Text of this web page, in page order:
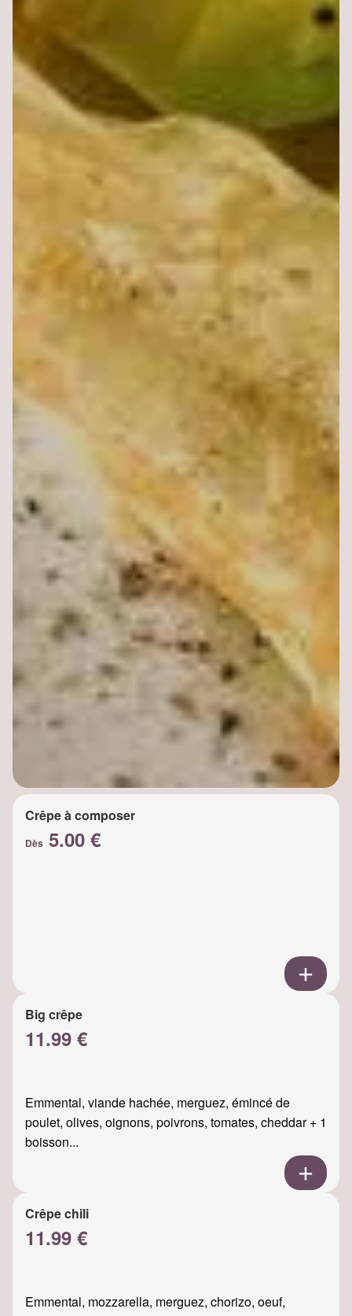
Crêpe à composer
Dès 5.00 €
Big crêpe
11.99 €
Emmental, viande hachée, merguez, émincé de
poulet, olives, oignons, poivrons, tomates, cheddar + 1
boisson...
Crêpe chili
11.99 €
Emmental, mozzarella, merguez, chorizo, oeuf,